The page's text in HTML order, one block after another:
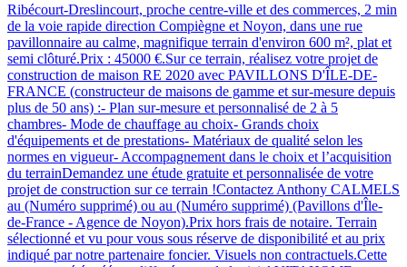
Ribécourt-Dreslincourt, proche centre-ville et des commerces, 2 min
de la voie rapide direction Compiègne et Noyon, dans une rue
pavillonnaire au calme, magnifique terrain d'environ 600 m², plat et
semi clôturé.Prix : 45000 €.Sur ce terrain, réalisez votre projet de
construction de maison RE 2020 avec PAVILLONS D'ÎLE-DE-
FRANCE (constructeur de maisons de gamme et sur-mesure depuis
plus de 50 ans) :- Plan sur-mesure et personnalisé de 2 à 5
chambres- Mode de chauffage au choix- Grands choix
d'équipements et de prestations- Matériaux de qualité selon les
normes en vigueur- Accompagnement dans le choix et l’acquisition
du terrainDemandez une étude gratuite et personnalisée de votre
projet de construction sur ce terrain !Contactez Anthony CALMELS
au (Numéro supprimé) ou au (Numéro supprimé) (Pavillons d'Île-
de-France - Agence de Noyon).Prix hors frais de notaire. Terrain
sélectionné et vu pour vous sous réserve de disponibilité et au prix
indiqué par notre partenaire foncier. Visuels non contractuels.Cette